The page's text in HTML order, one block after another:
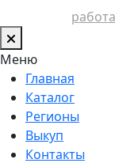
Меню
Главная
Каталог
Регионы
Выкуп
Контакты